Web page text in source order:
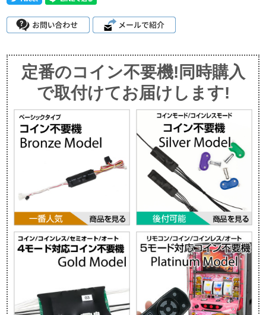
定番のコイン不要機!同時購入
で取付けてお届けします!